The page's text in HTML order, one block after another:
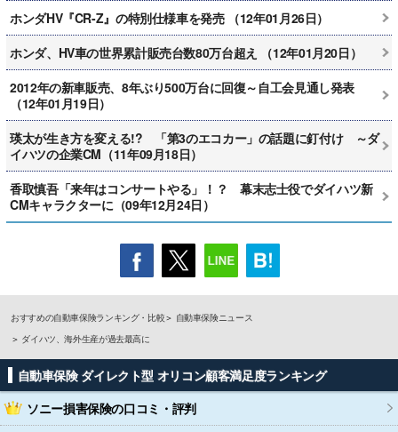
ホンダHV『CR-Z』の特別仕様車を発売 （12年01月26日）
ホンダ、HV車の世界累計販売台数80万台超え （12年01月20日）
2012年の新車販売、8年ぶり500万台に回復～自工会見通し発表
（12年01月19日）
瑛太が生き方を変える!? 「第3のエコカー」の話題に釘付け ～ダ
イハツの企業CM（11年09月18日）
香取慎吾「来年はコンサートやる」！？ 幕末志士役でダイハツ新
CMキャラクターに（09年12月24日）
おすすめの自動車保険ランキング・比較
自動車保険ニュース
ダイハツ、海外生産が過去最高に
自動車保険 ダイレクト型 オリコン顧客満足度ランキング
ソニー損害保険の口コミ・評判